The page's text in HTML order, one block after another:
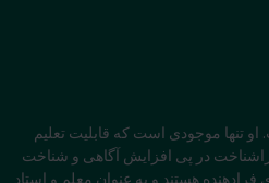
تنها موجودی است که قابلیت تعلیم
فراشناخت در پی افزایش آگاهی و شناخت
هستند و به عنوان معلم و استاد